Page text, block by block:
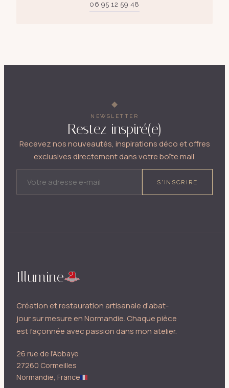
06 95 12 59 48
NEWSLETTER
Restez inspiré(e)
Recevez nos nouveautés, inspirations déco et offres
exclusives directement dans votre boîte mail.
S'INSCRIRE
Illumine
Création et restauration artisanale d'abat-
jour sur mesure en Normandie. Chaque pièce
est façonnée avec passion dans mon atelier.
26 rue de l'Abbaye
27260 Cormeilles
Normandie, France